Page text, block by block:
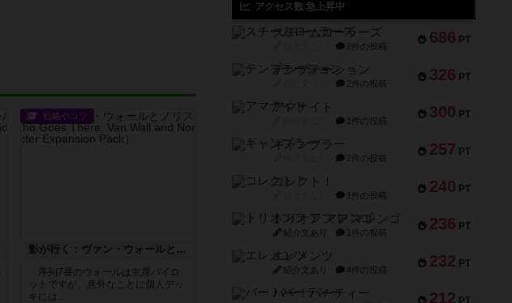
戦略やコツ
影が行く：ヴァン・ウォールとノリス
序列7番のウォールは主席パイロ
ットですが、意外なことに個人デッ
キには...
アクセス数 急上昇中
686 PT
スチームローラーズ
2件の投稿
326 PT
テンプテーション
2件の投稿
300 PT
アマナイト
1件の投稿
257 PT
ギャンブラー
2件の投稿
240 PT
コレクト！
1件の投稿
236 PT
トリオンフ ア マレンゴ
紹介文あり 1件の投稿
232 PT
エレメンツ
紹介文あり 4件の投稿
212 PT
バー！パーティー